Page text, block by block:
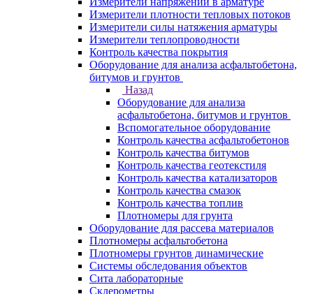
Измерители плотности тепловых потоков
Измерители силы натяжения арматуры
Измерители теплопроводности
Контроль качества покрытия
Оборудование для анализа асфальтобетона,
битумов и грунтов
Назад
Оборудование для анализа
асфальтобетона, битумов и грунтов
Вспомогательное оборудование
Контроль качества асфальтобетонов
Контроль качества битумов
Контроль качества геотекстиля
Контроль качества катализаторов
Контроль качества смазок
Контроль качества топлив
Плотномеры для грунта
Оборудование для рассева материалов
Плотномеры асфальтобетона
Плотномеры грунтов динамические
Системы обследования объектов
Сита лабораторные
Склерометры